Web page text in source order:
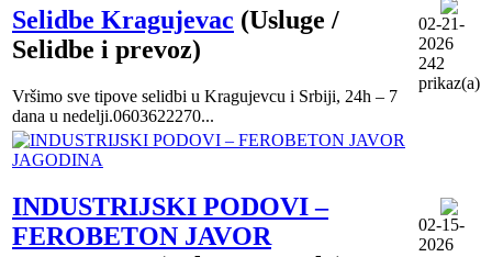
Selidbe Kragujevac (Usluge /
Selidbe i prevoz)
Vršimo sve tipove selidbi u Kragujevcu i Srbiji, 24h – 7
dana u nedelji.0603622270...
02-21-
2026
242
prikaz(a)
INDUSTRIJSKI PODOVI –
FEROBETON JAVOR
02-15-
2026